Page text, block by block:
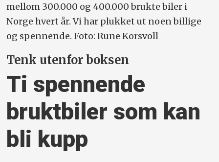
mellom 300.000 og 400.000 brukte biler i
Norge hvert år. Vi har plukket ut noen billige
og spennende. Foto: Rune Korsvoll
Tenk utenfor boksen
Ti spennende
bruktbiler som kan
bli kupp